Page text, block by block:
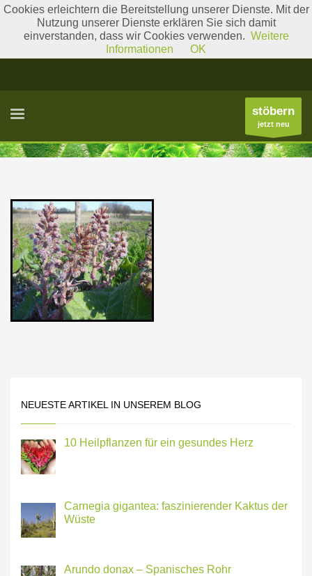
Literatur Gattungslisten
stöbern
jetzt neu
NEUESTE ARTIKEL IN UNSEREM BLOG
10 Heilpflanzen für ein gesundes Herz
Carnegia gigantea: faszinierender Kaktus der
Wüste
Arundo donax – Spanisches Rohr
Cookies erleichtern die Bereitstellung unserer Dienste. Mit der
Nutzung unserer Dienste erklären Sie sich damit
einverstanden, dass wir Cookies verwenden. Weitere
Informationen
OK